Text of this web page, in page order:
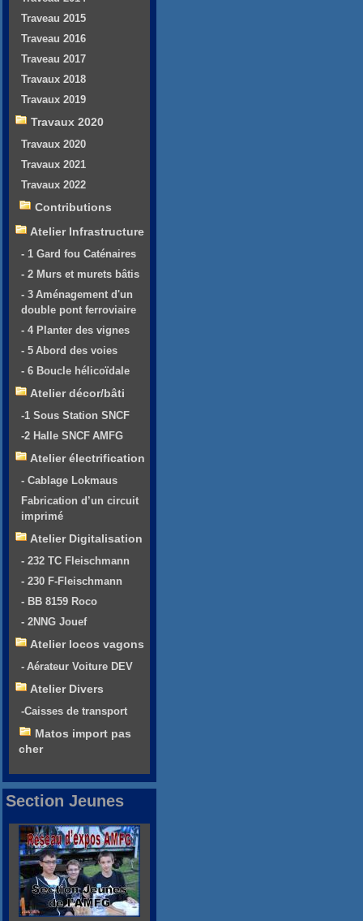
Traveau 2015
Traveau 2016
Traveau 2017
Travaux 2018
Travaux 2019
Travaux 2020
Travaux 2020
Travaux 2021
Travaux 2022
Contributions
Atelier Infrastructure
- 1 Gard fou Caténaires
- 2 Murs et murets bâtis
- 3 Aménagement d'un
double pont ferroviaire
- 4 Planter des vignes
- 5 Abord des voies
- 6 Boucle hélicoïdale
Atelier décor/bâti
-1 Sous Station SNCF
-2 Halle SNCF AMFG
Atelier électrification
- Cablage Lokmaus
Fabrication d’un circuit
imprimé
Atelier Digitalisation
- 232 TC Fleischmann
- 230 F-Fleischmann
- BB 8159 Roco
- 2NNG Jouef
Atelier locos vagons
- Aérateur Voiture DEV
Atelier Divers
-Caisses de transport
Matos import pas
cher
Section Jeunes